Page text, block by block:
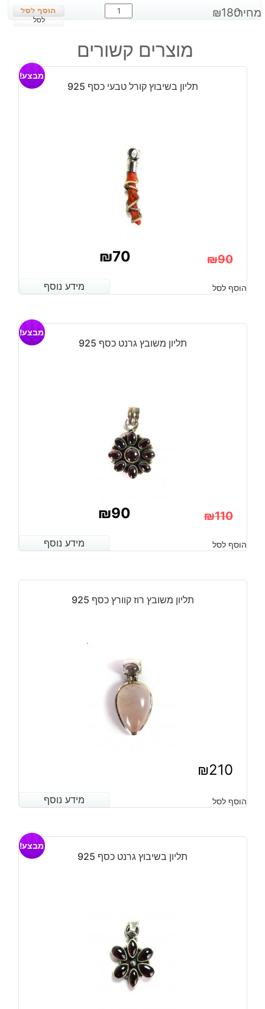
מחיר: ₪180
כמות
של
בשיבוץ
מוס
ירוק
לסל
מוצרים קשורים
תליון בשיבוץ קורל טבעי כסף 925
מבצע!
₪90
המקורי
היה:
₪70
הנוכחי
הוא:
מידע נוסף הוסף לסל מידע נוסף
תליון משובץ גרנט כסף 925
מבצע!
₪110
המקורי
היה:
₪90
הנוכחי
הוא:
מידע נוסף הוסף לסל מידע נוסף
תליון משובץ רוז קוורץ כסף 925
₪210
מידע נוסף הוסף לסל מידע נוסף
תליון בשיבוץ גרנט כסף 925
מבצע!